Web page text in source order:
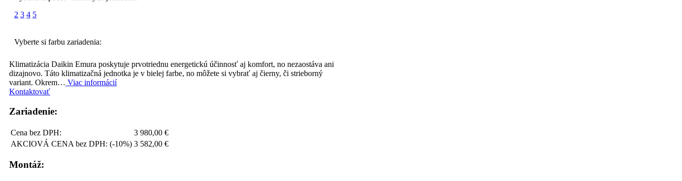
2 3 4 5
Vyberte si farbu zariadenia:
Klimatizácia Daikin Emura poskytuje prvotriednu energetickú účinnosť aj komfort, no nezaostáva ani
dizajnovo. Táto klimatizačná jednotka je v bielej farbe, no môžete si vybrať aj čierny, či strieborný
variant. Okrem… Viac informácií
Kontaktovať
Zariadenie:
Cena bez DPH:
3 980,00 €
AKCIOVÁ CENA bez DPH: (-10%) 3 582,00 €
Montáž: